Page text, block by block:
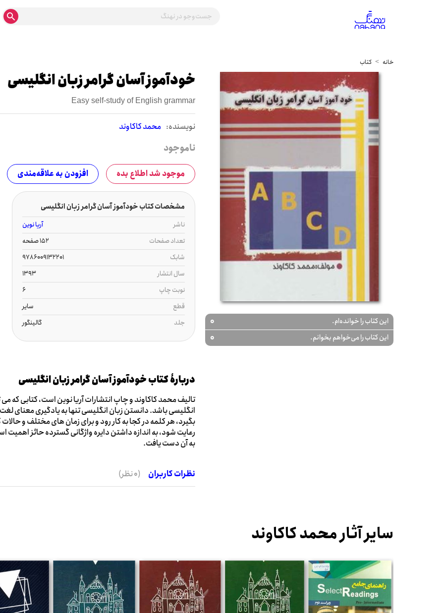
خانه کتاب
این کتاب را خوانده‌ام. 0
این کتاب را می‌خواهم بخوانم. 0
خودآموز آسان گرامر زبان انگلیسی
Easy self-study of English grammar
نويسنده: محمد کاکاوند
ناموجود
موجود شد اطلاع بده افزودن به علاقه‌مندی
مشخصات کتاب خودآموز آسان گرامر زبان انگلیسی
ناشر
آریا نوین
تعداد صفحات
152 صفحه
شابک
9786009132201
سال انتشار
1393
نوبت چاپ
6
قطع
سایر
جلد
گالینگور
دربارۀ کتاب خودآموز آسان گرامر زبان انگلیسی
تالیف محمد کاکاوند و چاپ انتشارات آریا نوین است، کتابی که می
انگلیسی باشد. دانستن زبان انگلیسی تنها به یادگیری
بگیرد، هر کلمه در کجا به کار رود و برای زمان های مختلف و
رعایت شود، به اندازه داشتن دایره واژگانی گسترده حائز
به آن دست یافت.
نظرات کاربران (0 نظر)
سایر آثار محمد کاکاوند